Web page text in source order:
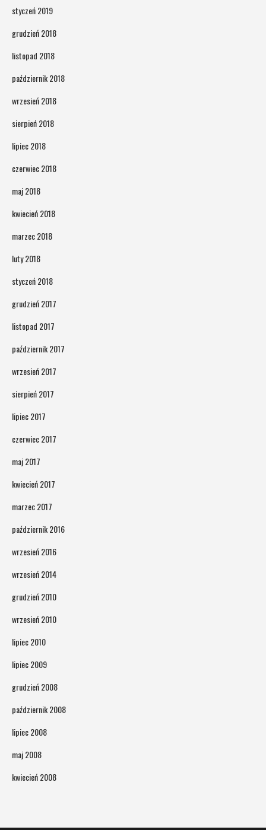
styczeń 2019
grudzień 2018
listopad 2018
październik 2018
wrzesień 2018
sierpień 2018
lipiec 2018
czerwiec 2018
maj 2018
kwiecień 2018
marzec 2018
luty 2018
styczeń 2018
grudzień 2017
listopad 2017
październik 2017
wrzesień 2017
sierpień 2017
lipiec 2017
czerwiec 2017
maj 2017
kwiecień 2017
marzec 2017
październik 2016
wrzesień 2016
wrzesień 2014
grudzień 2010
wrzesień 2010
lipiec 2010
lipiec 2009
grudzień 2008
październik 2008
lipiec 2008
maj 2008
kwiecień 2008